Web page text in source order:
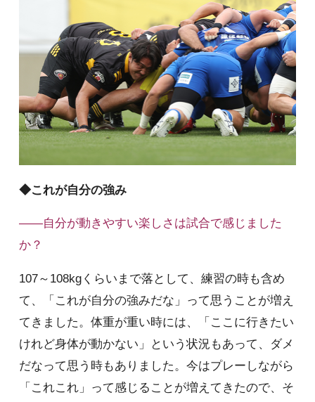
◆これが自分の強み
――自分が動きやすい楽しさは試合で感じました
か？
107～108kgくらいまで落として、練習の時も含め
て、「これが自分の強みだな」って思うことが増え
てきました。体重が重い時には、「ここに行きたい
けれど身体が動かない」という状況もあって、ダメ
だなって思う時もありました。今はプレーしながら
「これこれ」って感じることが増えてきたので、そ